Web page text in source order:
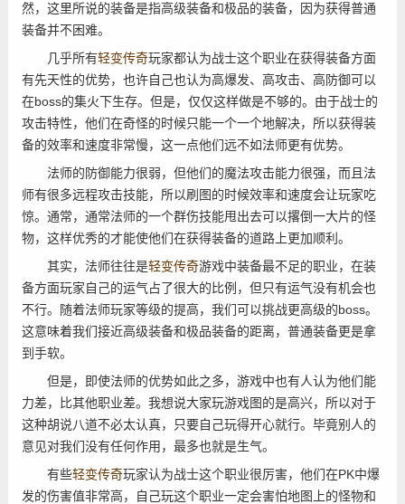
然，这里所说的装备是指高级装备和极品的装备，因为获得普通
装备并不困难。
几乎所有轻变传奇玩家都认为战士这个职业在获得装备方面
有先天性的优势，也许自己也认为高爆发、高攻击、高防御可以
在boss的集火下生存。但是，仅仅这样做是不够的。由于战士的
攻击特性，他们在奇怪的时候只能一个一个地解决，所以获得装
备的效率和速度非常慢，这一点他们远不如法师更有优势。
法师的防御能力很弱，但他们的魔法攻击能力很强，而且法
师有很多远程攻击技能，所以刷图的时候效率和速度会让玩家吃
惊。通常，通常法师的一个群伤技能甩出去可以撂倒一大片的怪
物，这样优秀的才能使他们在获得装备的道路上更加顺利。
其实，法师往往是轻变传奇游戏中装备最不足的职业，在装
备方面玩家自己的运气占了很大的比例，但只有运气没有机会也
不行。随着法师玩家等级的提高，我们可以挑战更高级的boss。
这意味着我们接近高级装备和极品装备的距离，普通装备更是拿
到手软。
但是，即使法师的优势如此之多，游戏中也有人认为他们能
力差，比其他职业差。我想说大家玩游戏图的是高兴，所以对于
这种胡说八道不必太认真，只要自己玩得开心就行。毕竟别人的
意见对我们没有任何作用，最多也就是生气。
有些轻变传奇玩家认为战士这个职业很厉害，他们在PK中爆
发的伤害值非常高，自己玩这个职业一定会害怕地图上的怪物和